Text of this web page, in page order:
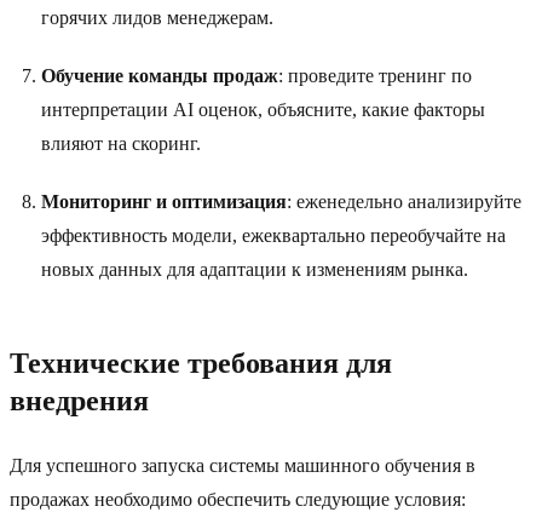
горячих лидов менеджерам.
Обучение команды продаж: проведите тренинг по
интерпретации AI оценок, объясните, какие факторы
влияют на скоринг.
Мониторинг и оптимизация: еженедельно анализируйте
эффективность модели, ежеквартально переобучайте на
новых данных для адаптации к изменениям рынка.
Технические требования для
внедрения
Для успешного запуска системы машинного обучения в
продажах необходимо обеспечить следующие условия: